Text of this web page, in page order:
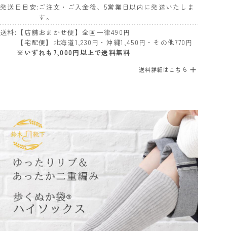
発送日目安 ご注文・ご入金後、5営業日以内に発送いたしま
す。
送料
【店舗おまかせ便】全国一律490円
【宅配便】北海道1,230円・沖縄1,450円・その他770円
※いずれも7,000円以上で送料無料
送料詳細はこちら